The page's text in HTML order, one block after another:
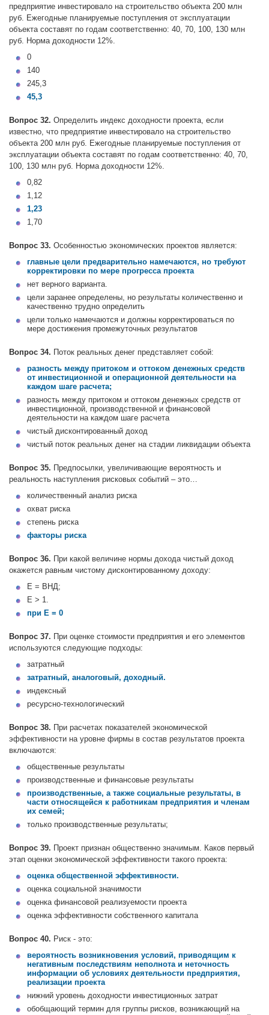
предприятие инвестировало на строительство объекта 200 млн
руб. Ежегодные планируемые поступления от эксплуатации
объекта составят по годам соответственно: 40, 70, 100, 130 млн
руб. Норма доходности 12%.
0
140
245,3
45,3
Вопрос 32. Определить индекс доходности проекта, если
известно, что предприятие инвестировало на строительство
объекта 200 млн руб. Ежегодные планируемые поступления от
эксплуатации объекта составят по годам соответственно: 40, 70,
100, 130 млн руб. Норма доходности 12%.
0,82
1,12
1,23
1,70
Вопрос 33. Особенностью экономических проектов является:
главные цели предварительно намечаются, но требуют
корректировки по мере прогресса проекта
нет верного варианта.
цели заранее определены, но результаты количественно и
качественно трудно определить
цели только намечаются и должны корректироваться по
мере достижения промежуточных результатов
Вопрос 34. Поток реальных денег представляет собой:
разность между притоком и оттоком денежных средств
от инвестиционной и операционной деятельности на
каждом шаге расчета;
разность между притоком и оттоком денежных средств от
инвестиционной, производственной и финансовой
деятельности на каждом шаге расчета
чистый дисконтированный доход
чистый поток реальных денег на стадии ликвидации объекта
Вопрос 35. Предпосылки, увеличивающие вероятность и
реальность наступления рисковых событий – это…
количественный анализ риска
охват риска
степень риска
факторы риска
Вопрос 36. При какой величине нормы дохода чистый доход
окажется равным чистому дисконтированному доходу:
Е = ВНД;
Е > 1.
при Е = 0
Вопрос 37. При оценке стоимости предприятия и его элементов
используются следующие подходы:
затратный
затратный, аналоговый, доходный.
индексный
ресурсно-технологический
Вопрос 38. При расчетах показателей экономической
эффективности на уровне фирмы в состав результатов проекта
включаются:
общественные результаты
производственные и финансовые результаты
производственные, а также социальные результаты, в
части относящейся к работникам предприятия и членам
их семей;
только производственные результаты;
Вопрос 39. Проект признан общественно значимым. Каков первый
этап оценки экономической эффективности такого проекта:
оценка общественной эффективности.
оценка социальной значимости
оценка финансовой реализуемости проекта
оценка эффективности собственного капитала
Вопрос 40. Риск - это:
вероятность возникновения условий, приводящим к
негативным последствиям неполнота и неточность
информации об условиях деятельности предприятия,
реализации проекта
нижний уровень доходности инвестиционных затрат
обобщающий термин для группы рисков, возникающий на